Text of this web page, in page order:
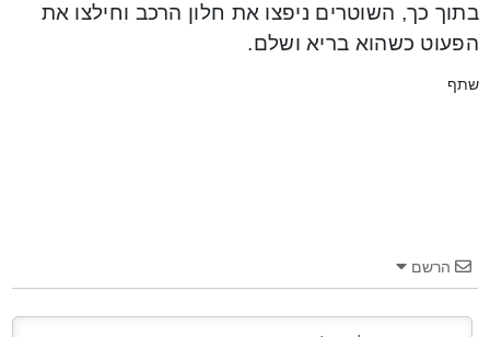
בתוך כך, השוטרים ניפצו את חלון הרכב וחילצו את
הפעוט כשהוא בריא ושלם.
שתף
הרשם